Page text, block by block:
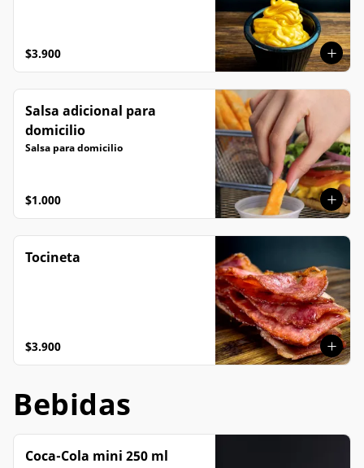
$3.900
Salsa adicional para
domicilio
Salsa para domicilio
$1.000
Tocineta
$3.900
Bebidas
Coca-Cola mini 250 ml